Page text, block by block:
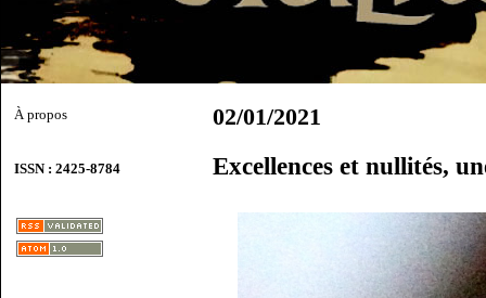
À propos
ISSN : 2425-8784
02/01/2021
Excellences et nullités,